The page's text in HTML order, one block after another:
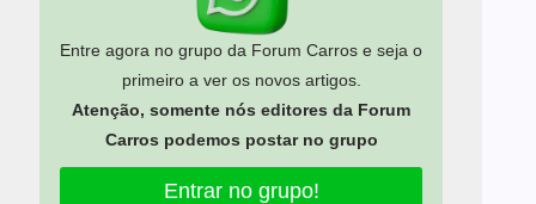
Entre agora no grupo da Forum Carros e seja o
primeiro a ver os novos artigos.
Atenção, somente nós editores da Forum
Carros podemos postar no grupo
Entrar no grupo!